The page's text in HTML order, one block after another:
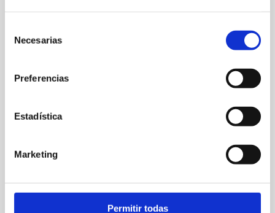
Necesarias
Preferencias
Estadística
Marketing
Permitir todas
Fun & Quads
647 753 419 - 96 578 72 28